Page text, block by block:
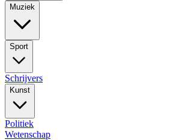
Muziek
Sport
Schrijvers
Kunst
Politiek
Wetenschap